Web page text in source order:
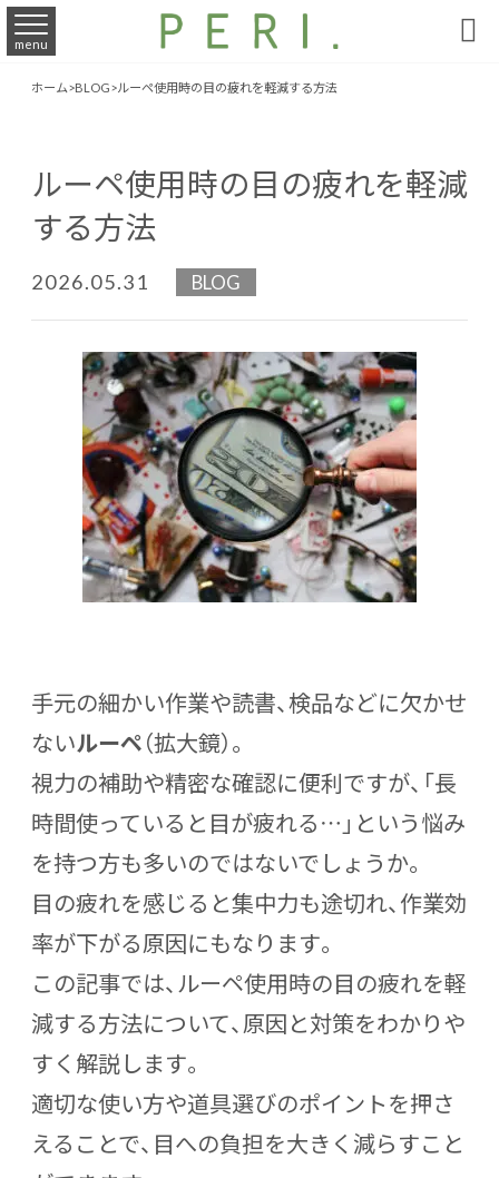
menu 
ホーム>BLOG>ルーペ使用時の目の疲れを軽減する方法
ルーペ使用時の目の疲れを軽減
する方法
2026.05.31 BLOG
手元の細かい作業や読書、検品などに欠かせ
ないルーペ（拡大鏡）。
視力の補助や精密な確認に便利ですが、「長
時間使っていると目が疲れる…」という悩み
を持つ方も多いのではないでしょうか。
目の疲れを感じると集中力も途切れ、作業効
率が下がる原因にもなります。
この記事では、 ルーペ使用時の目の疲れを軽
減する方法について、原因と対策をわかりや
すく解説します。
適切な使い方や道具選びのポイントを押さ
えることで、目への負担を大きく減らすこと